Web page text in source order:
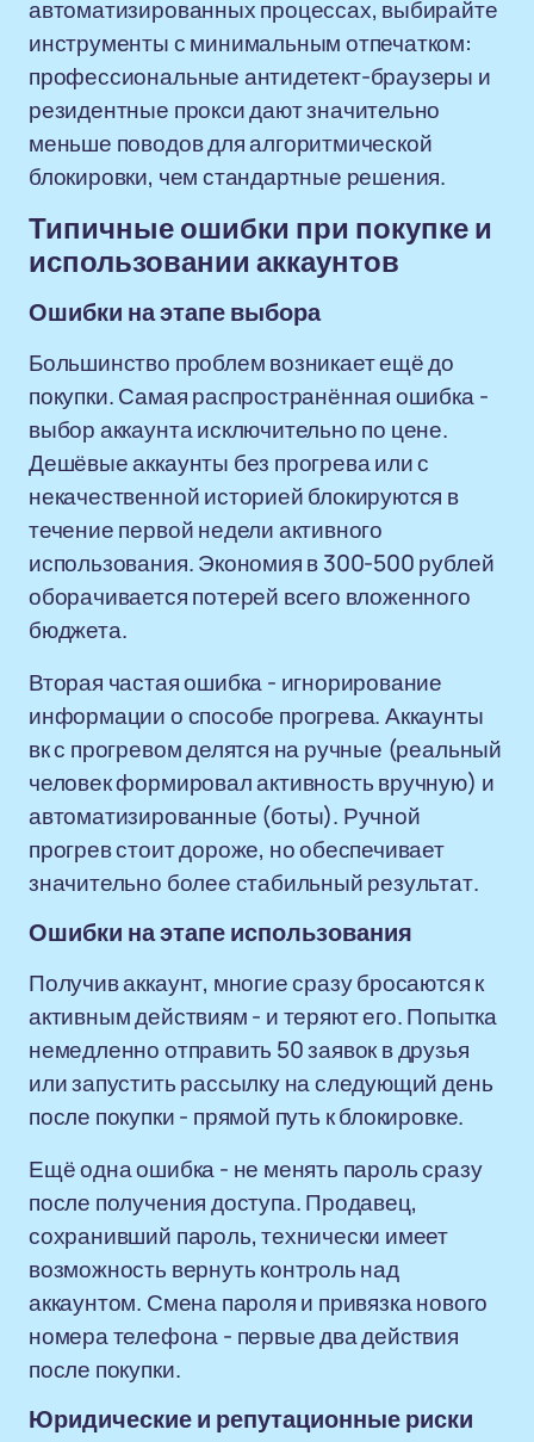
автоматизированных процессах, выбирайте
инструменты с минимальным отпечатком:
профессиональные антидетект-браузеры и
резидентные прокси дают значительно
меньше поводов для алгоритмической
блокировки, чем стандартные решения.
Типичные ошибки при покупке и
использовании аккаунтов
Ошибки на этапе выбора
Большинство проблем возникает ещё до
покупки. Самая распространённая ошибка -
выбор аккаунта исключительно по цене.
Дешёвые аккаунты без прогрева или с
некачественной историей блокируются в
течение первой недели активного
использования. Экономия в 300-500 рублей
оборачивается потерей всего вложенного
бюджета.
Вторая частая ошибка - игнорирование
информации о способе прогрева. Аккаунты
вк с прогревом делятся на ручные (реальный
человек формировал активность вручную) и
автоматизированные (боты). Ручной
прогрев стоит дороже, но обеспечивает
значительно более стабильный результат.
Ошибки на этапе использования
Получив аккаунт, многие сразу бросаются к
активным действиям - и теряют его. Попытка
немедленно отправить 50 заявок в друзья
или запустить рассылку на следующий день
после покупки - прямой путь к блокировке.
Ещё одна ошибка - не менять пароль сразу
после получения доступа. Продавец,
сохранивший пароль, технически имеет
возможность вернуть контроль над
аккаунтом. Смена пароля и привязка нового
номера телефона - первые два действия
после покупки.
Юридические и репутационные риски